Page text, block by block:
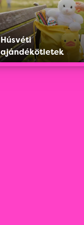
Húsvéti
ajándékötletek